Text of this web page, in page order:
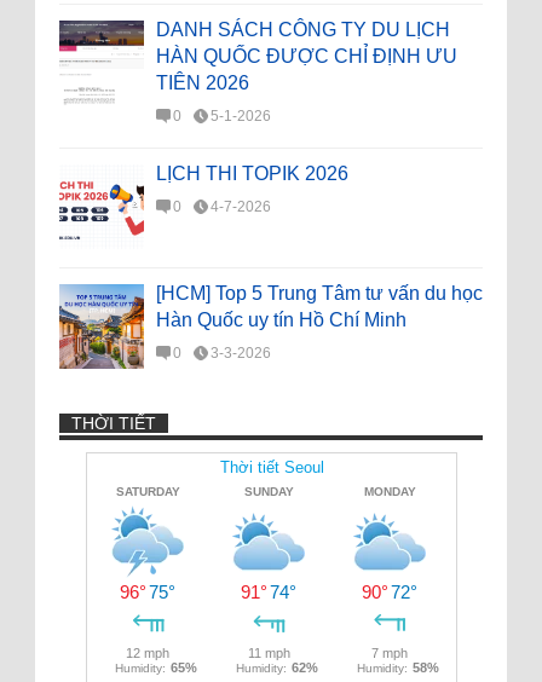
DANH SÁCH CÔNG TY DU LỊCH
HÀN QUỐC ĐƯỢC CHỈ ĐỊNH ƯU
TIÊN 2026
0 5-1-2026
LỊCH THI TOPIK 2026
0 4-7-2026
[HCM] Top 5 Trung Tâm tư vấn du học
Hàn Quốc uy tín Hồ Chí Minh
0 3-3-2026
THỜI TIẾT